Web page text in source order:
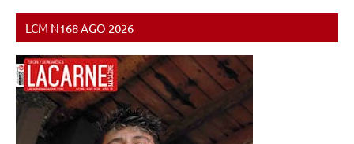
NOTICIAS
LCM N168 AGO 2026